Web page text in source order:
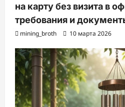
на карту без визита в
требования и
mining_broth 10 марта 2026